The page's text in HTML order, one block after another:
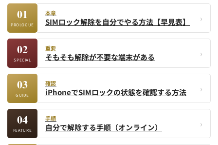
01
PROLOGUE
本章
SIMロック解除を自分でやる方法【早見表】 ›
02
SPECIAL
重要
そもそも解除が不要な端末がある ›
03
GUIDE
確認
iPhoneでSIMロックの状態を確認する方法 ›
04
FEATURE
手順
自分で解除する手順（オンライン） ›